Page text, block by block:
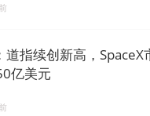
道指续创新高，SpaceX
亿美元